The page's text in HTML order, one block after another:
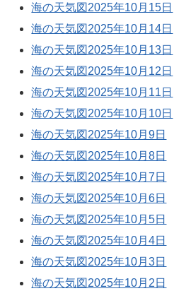
海の天気図2025年10月15日
海の天気図2025年10月14日
海の天気図2025年10月13日
海の天気図2025年10月12日
海の天気図2025年10月11日
海の天気図2025年10月10日
海の天気図2025年10月9日
海の天気図2025年10月8日
海の天気図2025年10月7日
海の天気図2025年10月6日
海の天気図2025年10月5日
海の天気図2025年10月4日
海の天気図2025年10月3日
海の天気図2025年10月2日